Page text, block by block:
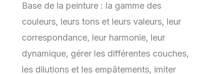
Base de la peinture : la gamme des
couleurs, leurs tons et leurs valeurs, leur
correspondance, leur harmonie, leur
dynamique, gérer les différentes couches,
les dilutions et les empâtements, imiter